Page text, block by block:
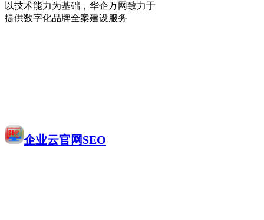
以技术能力为基础，华企万网致力于
提供数字化品牌全案建设服务
企业云官网SEO